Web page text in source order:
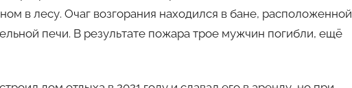
в лесу. Очаг возгорания находился в бане, расположенной
печи. В результате пожара трое мужчин погибли, ещё